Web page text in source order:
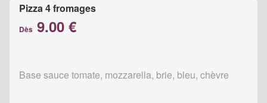
Pizza 4 fromages
Dès 9.00 €
Base sauce tomate, mozzarella, brie, bleu, chèvre